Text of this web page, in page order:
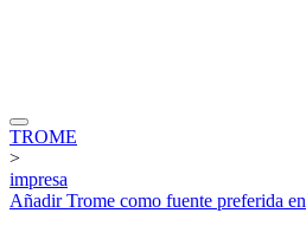
TROME
>
impresa
AñadirTrome como fuente preferida en